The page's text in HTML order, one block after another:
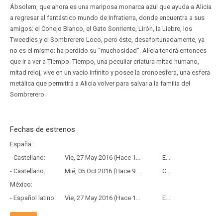
Ábsolem, que ahora es una mariposa monarca azul que ayuda a Alicia
a regresar al fantástico mundo de Infratierra, donde encuentra a sus
amigos: el Conejo Blanco, el Gato Sonriente, Lirón, la Liebre, los
Tweedles y el Sombrerero Loco, pero éste, desafortunadamente, ya
no es el mismo: ha perdido su “muchosidad”. Alicia tendrá entonces
que ir a ver a Tiempo. Tiempo, una peculiar criatura mitad humano,
mitad reloj, vive en un vacío infinito y posee la cronoesfera, una esfera
metálica que permitirá a Alicia volver para salvar a la familia del
Sombrerero.
Fechas de estrenos
España:
- Castellano:
Vie, 27 May 2016 (Hace 10 años y 2 meses)
Estreno
- Castellano:
Mié, 05 Oct 2016 (Hace 9 años y 10 meses)
Copia Física
México:
- Español latino:
Vie, 27 May 2016 (Hace 10 años y 2 meses)
Estreno
Argentina: